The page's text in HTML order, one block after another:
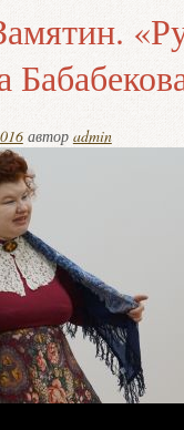
автор admin